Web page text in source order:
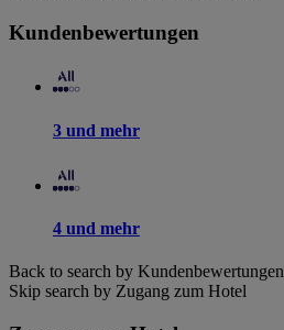
Kundenbewertungen
3 und mehr
4 und mehr
Back to search by Kundenbewertungen
Skip search by Zugang zum Hotel